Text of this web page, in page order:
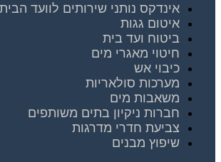
אינדקס נותני שירותים לוועד הבית
איטום גגות
ביטוח ועד בית
חיטוי מאגרי מים
כיבוי אש
מערכות סולאריות
משאבות מים
חברות ניקיון בתים משותפים
צביעת חדרי מדרגות
שיפוץ מבנים